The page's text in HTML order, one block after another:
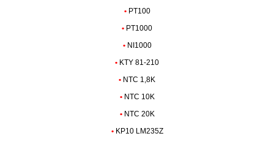
• PT100
• PT1000
• NI1000
• KTY 81-210
• NTC 1,8K
• NTC 10K
• NTC 20K
• KP10 LM235Z